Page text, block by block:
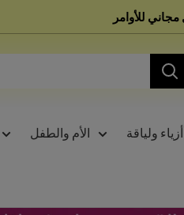
الأم والطفل أزياء ولياقة